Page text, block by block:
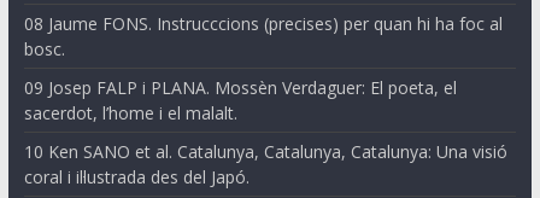
08 Jaume FONS. Instrucccions (precises) per quan hi ha foc al
bosc.
09 Josep FALP i PLANA. Mossèn Verdaguer: El poeta, el
sacerdot, l’home i el malalt.
10 Ken SANO et al. Catalunya, Catalunya, Catalunya: Una visió
coral i il·lustrada des del Japó.